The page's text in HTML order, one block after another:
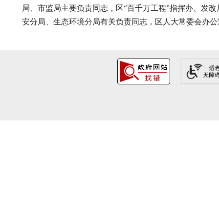
局、市监局主要负责同志，区“百千万工程”指挥办、发
安分局、生态环境分局有关负责同志，区人大常委会办